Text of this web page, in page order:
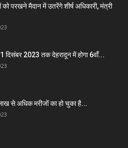
परखने मैदान में उतरेंगे शीर्ष अधिकारी, मंत्री
दिसंबर 2023 तक देहरादून में होगा 6वाँ...
से अधिक मरीजों का हो चुका है...